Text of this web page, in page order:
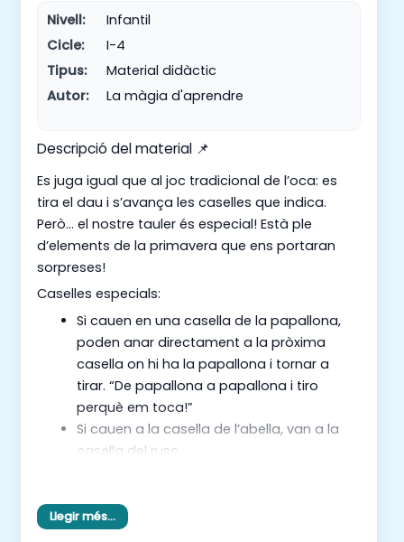
Nivell:
Infantil
Cicle:
I-4
Tipus:
Material didàctic
Autor:
La màgia d'aprendre
Descripció del material 📌
Es juga igual que al joc tradicional de l’oca: es
tira el dau i s’avança les caselles que indica.
Però… el nostre tauler és especial! Està ple
d’elements de la primavera que ens portaran
sorpreses!
Caselles especials:
Si cauen en una casella de la papallona,
poden anar directament a la pròxima
casella on hi ha la papallona i tornar a
tirar. “De papallona a papallona i tiro
perquè em toca!”
Si cauen a la casella de l’abella, van a la
casella del rusc.
Llegir més…